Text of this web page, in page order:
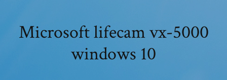
Microsoft lifecam vx-5000
windows 10